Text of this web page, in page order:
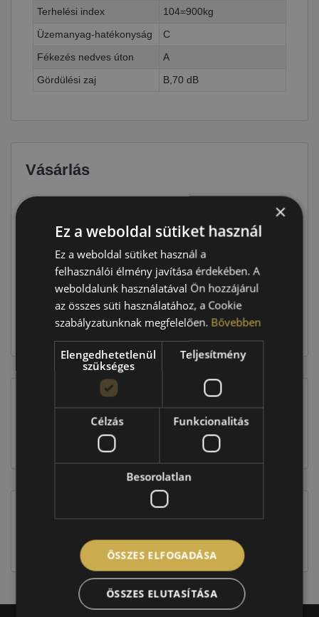
Terhelési index
104=900kg
Üzemanyag-hatékonyság
C
Fékezés nedves úton
A
Gördülési zaj
B,70 dB
Vásárlás
55 490 Ft
Raktáron:
221 960 Ft
Kosárba
EU-s abroncscímke
Figyelem a feltüntetett címke adatok tájékoztató
címkével ellátott abroncs kerül kiszállításra.
×
Ez a weboldal sütiket használ
Ez a weboldal sütiket használ a
felhasználói élmény javítása érdekében. A
weboldalunk használatával Ön hozzájárul
az összes süti használatához, a Cookie
szabályzatunknak megfelelően. Bővebben
Elengedhetetlenül
szükséges
Teljesítmény
Célzás Funkcionalitás
Besorolatlan
ÖSSZES ELFOGADÁSA
ÖSSZES ELUTASÍTÁSA